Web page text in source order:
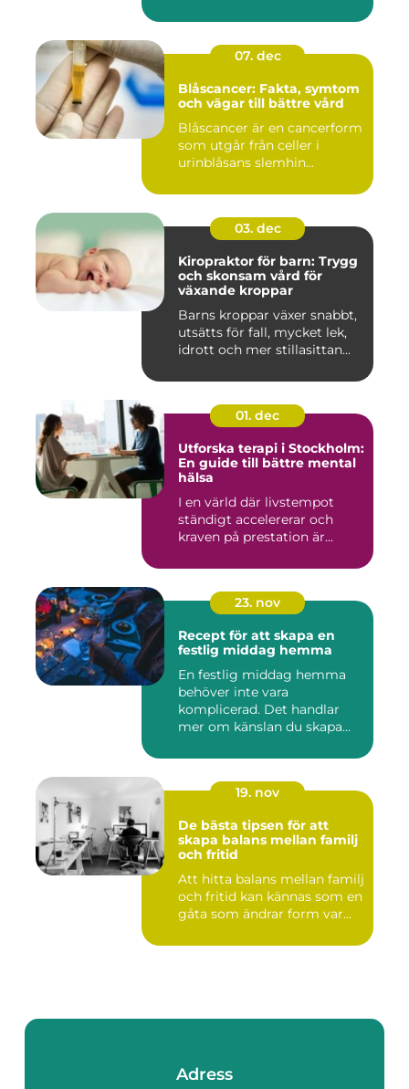
07. dec
Blåscancer: Fakta, symtom
och vägar till bättre vård
Blåscancer är en cancerform
som utgår från celler i
urinblåsans slemhin...
03. dec
Kiropraktor för barn: Trygg
och skonsam vård för
växande kroppar
Barns kroppar växer snabbt,
utsätts för fall, mycket lek,
idrott och mer stillasittan...
01. dec
Utforska terapi i Stockholm:
En guide till bättre mental
hälsa
I en värld där livstempot
ständigt accelererar och
kraven på prestation är...
23. nov
Recept för att skapa en
festlig middag hemma
En festlig middag hemma
behöver inte vara
komplicerad. Det handlar
mer om känslan du skapa...
19. nov
De bästa tipsen för att
skapa balans mellan familj
och fritid
Att hitta balans mellan familj
och fritid kan kännas som en
gåta som ändrar form var...
Adress